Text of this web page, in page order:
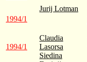
1994/1
Jurij Lotman
1994/1
Claudia
Lasorsa
Siedina